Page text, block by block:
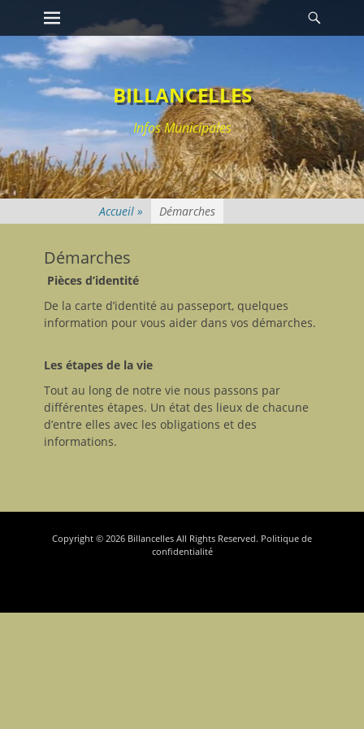
Passer
au
contenu
Premier menu
BILLANCELLES
Infos Municipales
Démarches
Démarches
Pièces d’identité
De la carte d’identité au passeport, quelques
information pour vous aider dans vos démarches.
Les étapes de la vie
Tout au long de notre vie nous passons par
différentes étapes. Un état des lieux de chacune
d’entre elles avec les obligations et des
informations.
Copyright © 2026 Billancelles All Rights Reserved. Politique de
confidentialité